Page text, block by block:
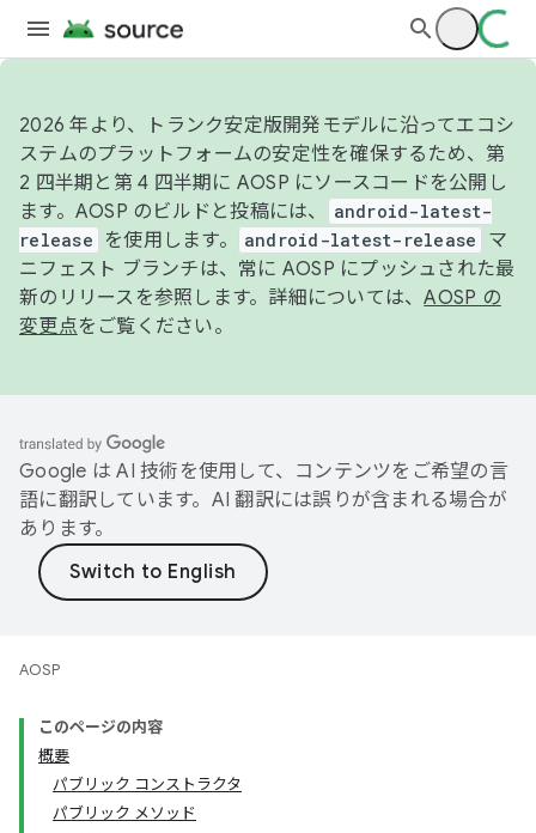
2026 年より、トランク安定版開発モデルに沿ってエコシ
ステムのプラットフォームの安定性を確保するため、第
2 四半期と第 4 四半期に AOSP にソースコードを公開し
ます。AOSP のビルドと投稿には、
android-latest-
release
を使用します。 android-latest-release
マ
ニフェスト ブランチは、常に AOSP にプッシュされた最
新のリリースを参照します。詳細については、AOSP の
変更点をご覧ください。
Google は AI 技術を使用して、コンテンツをご希望の言
語に翻訳しています。AI 翻訳には誤りが含まれる場合が
あります。
AOSP
このページの内容
概要
パブリック コンストラクタ
パブリック メソッド